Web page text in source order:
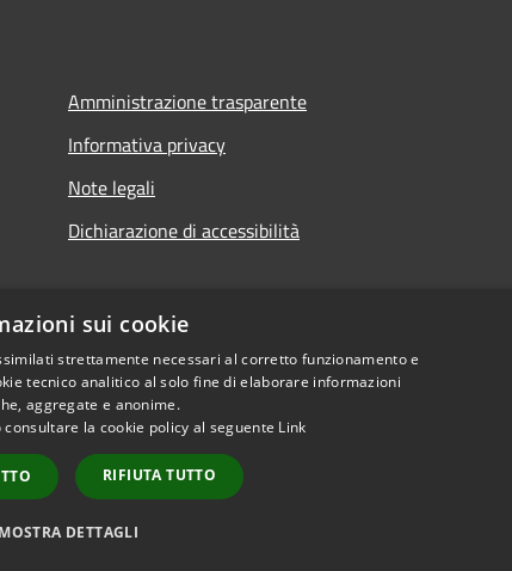
Amministrazione trasparente
Informativa privacy
Note legali
Dichiarazione di accessibilità
Copyright © 2026 • Comune di Valeggio • Powered by
sui cookie
strettamente necessari al corretto funzionamento e
tecnico analitico al solo fine di elaborare informazioni
aggregate e anonime.
la cookie policy al seguente Link
RIFIUTA TUTTO
MOSTRA DETTAGLI